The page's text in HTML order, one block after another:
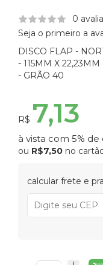
0
Seja o primeiro a
DISCO FLAP -
- 115MM X 22,23MM
- GRÃO 40
R$ 7,13
à vista com 5%
ou R$7,50 no
calcular frete e